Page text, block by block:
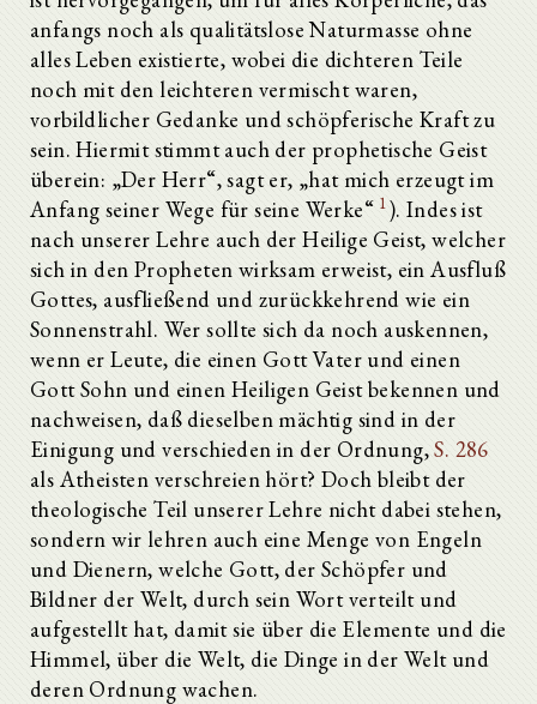
anfangs noch als qualitätslose Naturmasse ohne
alles Leben existierte, wobei die dichteren Teile
noch mit den leichteren vermischt waren,
vorbildlicher Gedanke und schöpferische Kraft zu
sein. Hiermit stimmt auch der prophetische Geist
überein: „Der Herr“, sagt er, „hat mich erzeugt im
Anfang seiner Wege für seine Werke“ 1). Indes ist
nach unserer Lehre auch der Heilige Geist, welcher
sich in den Propheten wirksam erweist, ein Ausfluß
Gottes, ausfließend und zurückkehrend wie ein
Sonnenstrahl. Wer sollte sich da noch auskennen,
wenn er Leute, die einen Gott Vater und einen
Gott Sohn und einen Heiligen Geist bekennen und
nachweisen, daß dieselben mächtig sind in der
Einigung und verschieden in der Ordnung,S. 286
als Atheisten verschreien hört? Doch bleibt der
theologische Teil unserer Lehre nicht dabei stehen,
sondern wir lehren auch eine Menge von Engeln
und Dienern, welche Gott, der Schöpfer und
Bildner der Welt, durch sein Wort verteilt und
aufgestellt hat, damit sie über die Elemente und die
Himmel, über die Welt, die Dinge in der Welt und
deren Ordnung wachen.